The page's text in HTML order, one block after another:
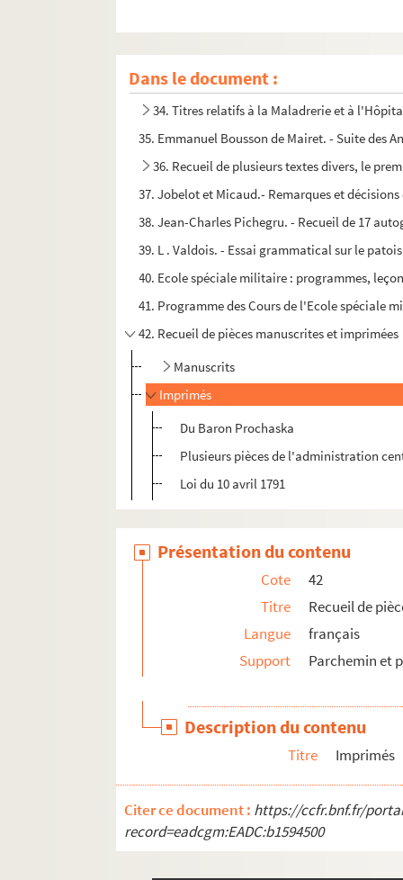
Dans le document :
34. Titres relatifs à la Maladrerie et à
35. Emmanuel Bousson de Mairet. - Suite des
36. Recueil de plusieurs textes divers, le
37. Jobelot et Micaud.- Remarques et
38. Jean-Charles Pichegru. - Recueil de 17
39. L . Valdois. - Essai grammatical sur le
40. Ecole spéciale militaire : programmes,
41. Programme des Cours de l'Ecole spéciale
42. Recueil de pièces manuscrites et imprimées
Manuscrits
Imprimés
Du Baron Prochaska
Plusieurs pièces de l'administration
Loi du 10 avril 1791
Présentation du contenu
Cote
42
Titre
Recueil de
Langue
français
Support
Parchemin et
Description du contenu
Titre Imprimés
Citer ce document : https://ccfr.bnf.fr/
record=eadcgm:EADC:b1594500